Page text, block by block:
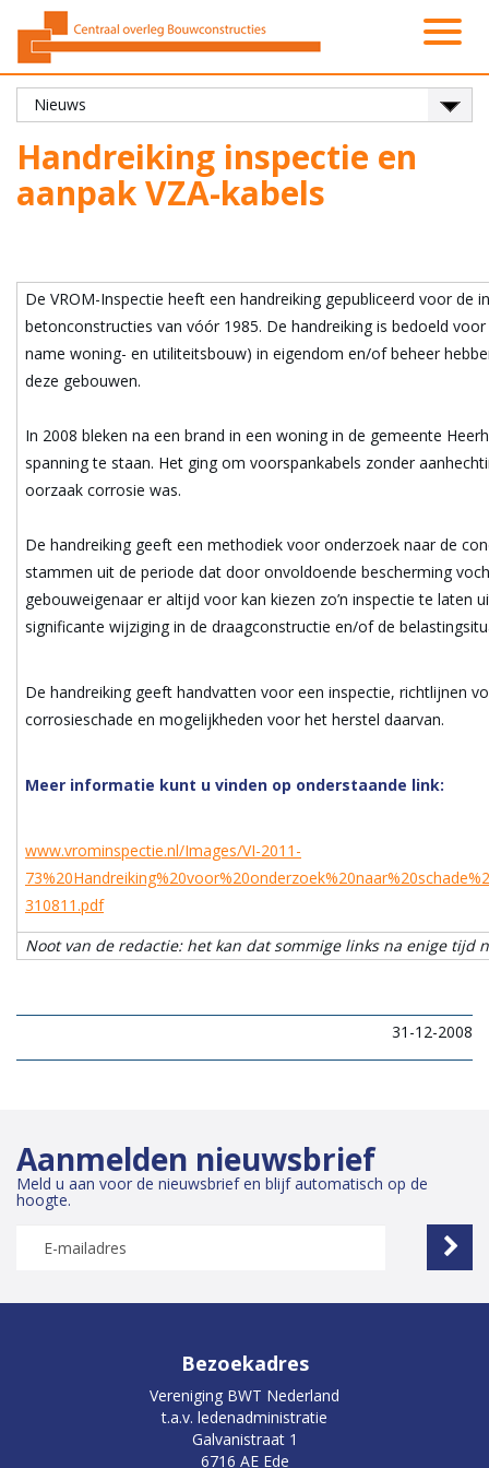
Handreiking inspectie en
aanpak VZA-kabels
De VROM-Inspectie heeft een handreiking gepubliceerd voor de
betonconstructies van vóór 1985. De handreiking is bedoeld
name woning- en utiliteitsbouw) in eigendom en/of beheer
deze gebouwen.
In 2008 bleken na een brand in een woning in de gemeente
spanning te staan. Het ging om voorspankabels zonder
oorzaak corrosie was.
De handreiking geeft een methodiek voor onderzoek naar de
stammen uit de periode dat door onvoldoende bescherming
gebouweigenaar er altijd voor kan kiezen zo’n inspectie te
significante wijziging in de draagconstructie en/of de
De handreiking geeft handvatten voor een inspectie, richtlijnen
corrosieschade en mogelijkheden voor het herstel daarvan.
Meer informatie kunt u vinden op onderstaande link:
www.vrominspectie.nl/Images/VI-2011-
310811.pdf
Noot van de redactie: het kan dat sommige links na enige tijd
31-12-2008
Aanmelden nieuwsbrief
Meld u aan voor de nieuwsbrief en blijf automatisch op de
hoogte.
Bezoekadres
Vereniging BWT Nederland
t.a.v. ledenadministratie
Galvanistraat 1
6716 AE Ede